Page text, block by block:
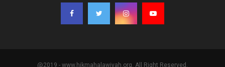
@2019 - www.hikmahalawiyah.org. All Right Reserved.